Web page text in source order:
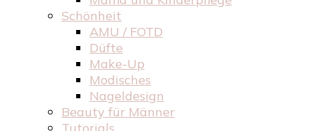
Schönheit
AMU / FOTD
Düfte
Make-Up
Modisches
Nageldesign
Beauty für Männer